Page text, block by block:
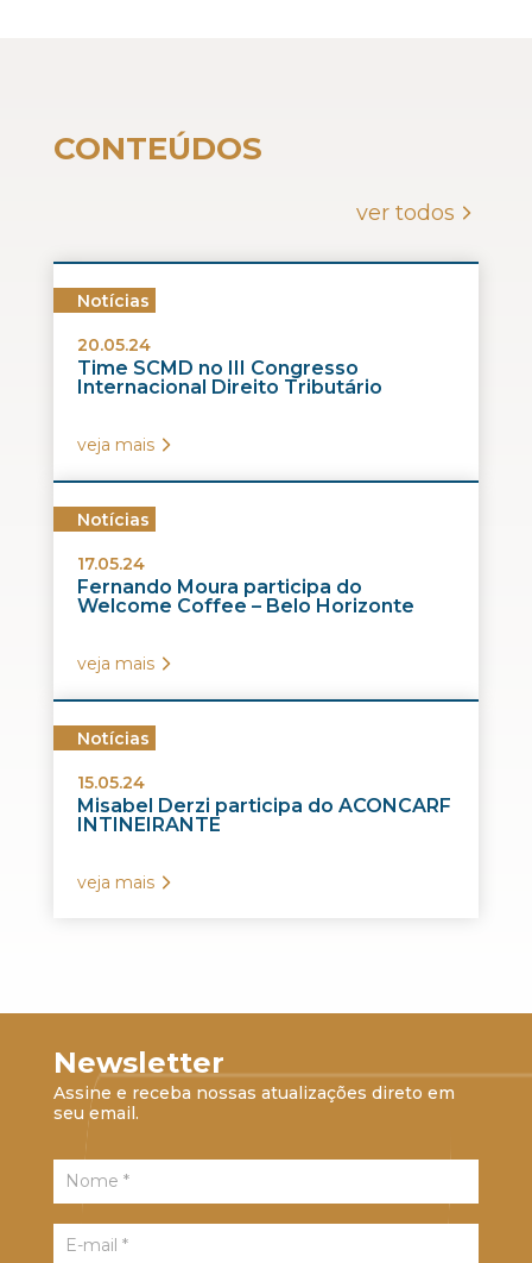
CONTEÚDOS
ver todos
Notícias
20.05.24
Time SCMD no III Congresso
Internacional Direito Tributário
veja mais
Notícias
17.05.24
Fernando Moura participa do
Welcome Coffee – Belo Horizonte
veja mais
Notícias
15.05.24
Misabel Derzi participa do ACONCARF
INTINEIRANTE
veja mais
Newsletter
Assine e receba nossas atualizações direto em
seu email.